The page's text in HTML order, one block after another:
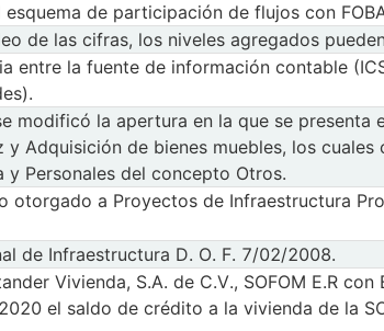
de participación de flujos con
de las cifras, los niveles agregados
entre la fuente de información contable
modificó la apertura en la que se presenta
Adquisición de bienes muebles, los
Personales del concepto Otros.
otorgado a Proyectos de Infraestructura
de Infraestructura D. O. F. 7/02/2008.
Vivienda, S.A. de C.V., SOFOM E.R
el saldo de crédito a la vivienda de la